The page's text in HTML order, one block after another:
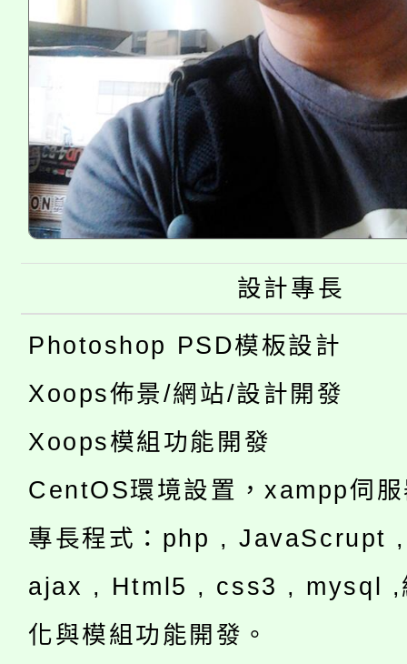
設計專長
Photoshop PSD模板設計
Xoops佈景/網站/設計開發
Xoops模組功能開發
CentOS環境設置，xampp伺
專長程式：php , JavaScrupt
ajax , Html5 , css3 , mysql ,
化與模組功能開發。